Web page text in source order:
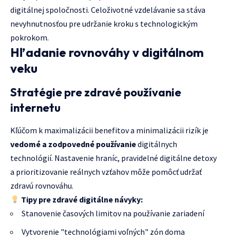
digitálnej spoločnosti. Celoživotné vzdelávanie sa stáva
nevyhnutnosťou pre udržanie kroku s technologickým
pokrokom.
Hľadanie rovnováhy v digitálnom
veku
Stratégie pre zdravé používanie
internetu
Kľúčom k maximalizácii benefitov a minimalizácii rizík je
vedomé a zodpovedné používaniedigitálnych
technológií. Nastavenie hraníc, pravidelné digitálne detoxy
a prioritizovanie reálnych vzťahov môže pomôcť udržať
zdravú rovnováhu.
Tipy pre zdravé digitálne návyky:
Stanovenie časových limitov na používanie zariadení
Vytvorenie "technológiami voľných" zón doma